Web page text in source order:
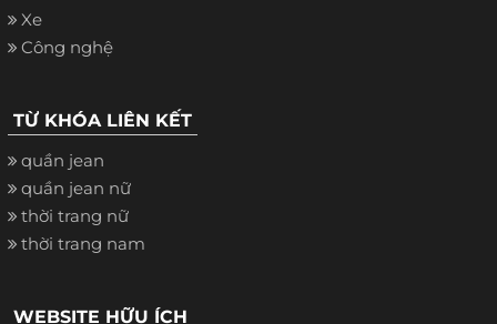
Xe
Công nghệ
TỪ KHÓA LIÊN KẾT
quần jean
quần jean nữ
thời trang nữ
thời trang nam
WEBSITE HỮU ÍCH